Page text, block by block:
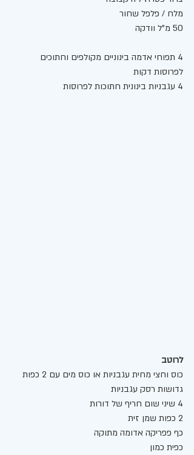
מלח / פלפל שחור
50 מ"ל וודקה
4 תפוחי אדמה בינוניים מקולפים וחתוכים
לפרוסות דקות
4 עגבניות בינונית חתוכות לפרוסות
לרוטב
כוס וחצי מחית עגבניות או כוס מים עם 2 כפות
גדושות רסק עגבניות
4 שיני שום חריף של דורות
2 כפות שמן זית
כף פפריקה אדומה מתוקה
כפית כמון